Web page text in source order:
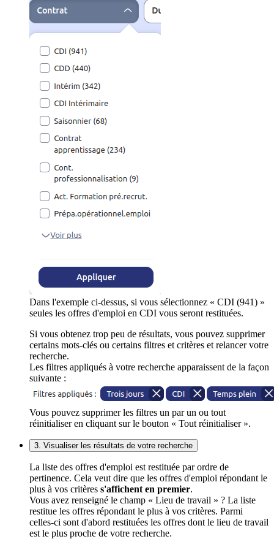
Dans l'exemple ci-dessus, si vous sélectionnez « CDI (941) »
seules les offres d'emploi en CDI vous seront restituées.
Si vous obtenez trop peu de résultats, vous pouvez supprimer
certains mots-clés ou certains filtres et critères et relancer votre
recherche.
Les filtres appliqués à votre recherche apparaissent de la façon
suivante :
Vous pouvez supprimer les filtres un par un ou tout
réinitialiser en cliquant sur le bouton « Tout réinitialiser ».
3. Visualiser les résultats de votre recherche
La liste des offres d'emploi est restituée par ordre de
pertinence. Cela veut dire que les offres d'emploi répondant le
plus à vos critères s'affichent en premier.
Vous avez renseigné le champ « Lieu de travail » ? La liste
restitue les offres répondant le plus à vos critères. Parmi
celles-ci sont d'abord restituées les offres dont le lieu de travail
est le plus proche de votre recherche.